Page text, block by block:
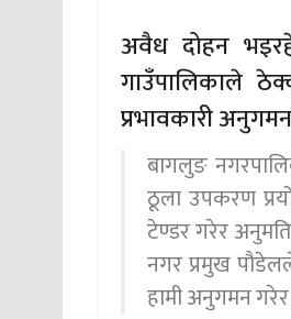
अवैध दोहन
गाउँपालिकाले
प्रभावकारी
बागलुङ
ठूला उपकरण
टेण्डर गरेर अनुमति
नगर प्रमुख
हामी अनुगमन